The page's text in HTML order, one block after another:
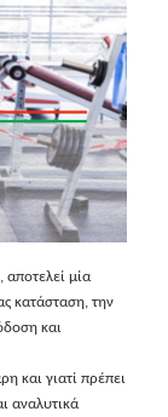
, αποτελεί μία
κατάσταση, την
και
και γιατί πρέπει
αναλυτικά